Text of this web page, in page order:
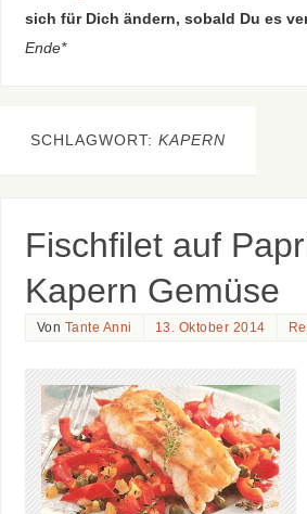
sich für Dich ändern, sobald Du es
Ende*
SCHLAGWORT: KAPERN
Fischfilet auf
Kapern Gemüse
Von Tante Anni 13. Oktober 2014